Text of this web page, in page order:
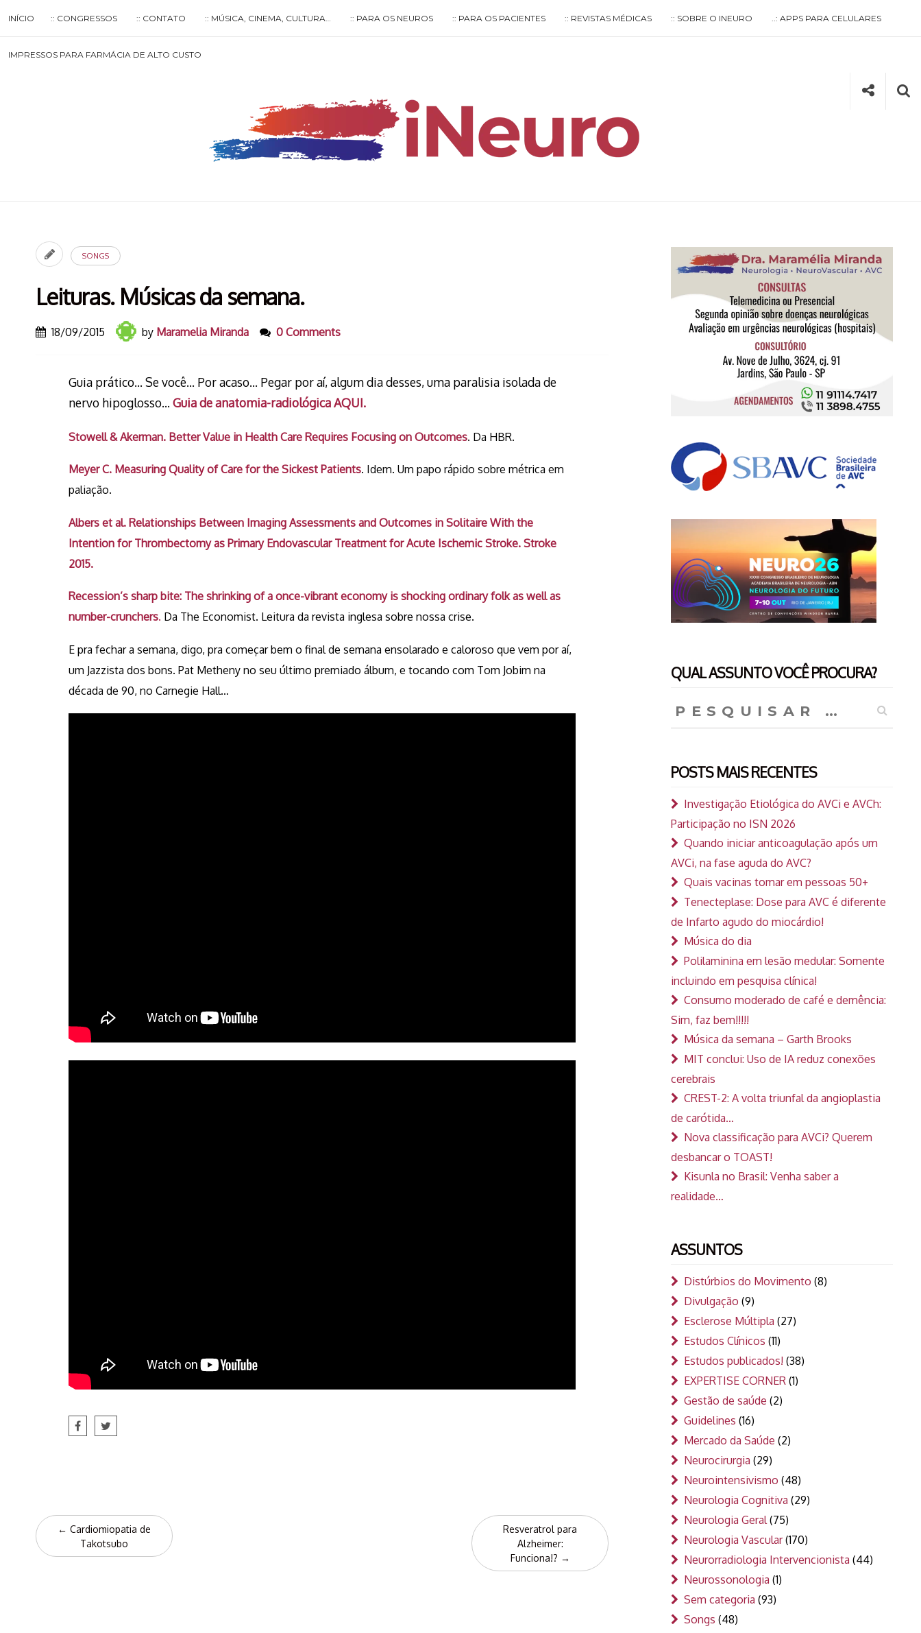
to
content
INÍCIO :: CONGRESSOS :: CONTATO :: MÚSICA, CINEMA, CULTURA… :: PARA OS NEUROS :: PARA OS PACIENTES :: REVISTAS MÉDICAS :: SOBRE O INEURO ..: APPS PARA CELULARES
IMPRESSOS PARA FARMÁCIA DE ALTO CUSTO
for
Type your search keyword, and press enter to search
Social
SONGS
Leituras. Músicas da semana.
18/09/2015 by Maramelia Miranda 0 Comments
Guia prático… Se você… Por acaso… Pegar por aí, algum dia desses, uma paralisia isolada de
nervo hipoglosso…Guia de anatomia-radiológica AQUI.
Stowell & Akerman. Better Value in Health Care Requires Focusing on Outcomes. Da HBR.
Meyer C. Measuring Quality of Care for the Sickest Patients. Idem. Um papo rápido sobre métrica em
paliação.
Albers et al. Relationships Between Imaging Assessments and Outcomes in Solitaire With the
Intention for Thrombectomy as Primary Endovascular Treatment for Acute Ischemic Stroke. Stroke
2015.
Recession’s sharp bite: The shrinking of a once-vibrant economy is shocking ordinary folk as well as
number-crunchers. Da The Economist. Leitura da revista inglesa sobre nossa crise.
E pra fechar a semana, digo, pra começar bem o final de semana ensolarado e caloroso que vem por aí,
um Jazzista dos bons. Pat Metheny no seu último premiado álbum, e tocando com Tom Jobim na
década de 90, no Carnegie Hall…
Post
navigation
← Cardiomiopatia de
Takotsubo
Resveratrol para
Alzheimer:
Funciona!? →
QUAL ASSUNTO VOCÊ PROCURA?
por:
POSTS MAIS RECENTES
Investigação Etiológica do AVCi e AVCh:
Participação no ISN 2026
Quando iniciar anticoagulação após um
AVCi, na fase aguda do AVC?
Quais vacinas tomar em pessoas 50+
Tenecteplase: Dose para AVC é diferente
de Infarto agudo do miocárdio!
Música do dia
Polilaminina em lesão medular: Somente
incluindo em pesquisa clínica!
Consumo moderado de café e demência:
Sim, faz bem!!!!!
Música da semana – Garth Brooks
MIT conclui: Uso de IA reduz conexões
cerebrais
CREST-2: A volta triunfal da angioplastia
de carótida…
Nova classificação para AVCi? Querem
desbancar o TOAST!
Kisunla no Brasil: Venha saber a
realidade…
ASSUNTOS
Distúrbios do Movimento (8)
Divulgação (9)
Esclerose Múltipla (27)
Estudos Clínicos (11)
Estudos publicados! (38)
EXPERTISE CORNER (1)
Gestão de saúde (2)
Guidelines (16)
Mercado da Saúde (2)
Neurocirurgia (29)
Neurointensivismo (48)
Neurologia Cognitiva (29)
Neurologia Geral(75)
Neurologia Vascular(170)
Neurorradiologia Intervencionista (44)
Neurossonologia (1)
Sem categoria (93)
Songs (48)